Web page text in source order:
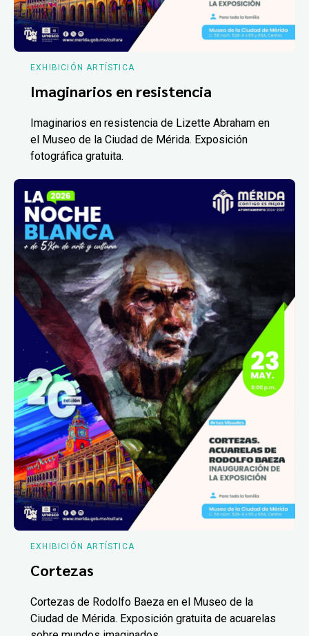
EXHIBICIÓN ARTÍSTICA
Imaginarios en resistencia
Imaginarios en resistencia de Lizette Abraham en
el Museo de la Ciudad de Mérida. Exposición
fotográfica gratuita.
EXHIBICIÓN ARTÍSTICA
Cortezas
Cortezas de Rodolfo Baeza en el Museo de la
Ciudad de Mérida. Exposición gratuita de acuarelas